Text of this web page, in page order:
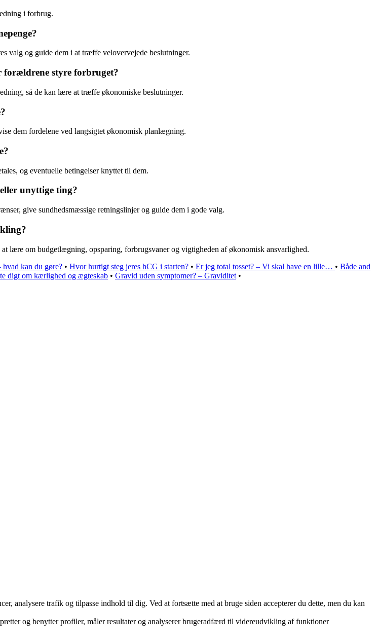
i forbrug.
valg og guide dem i at træffe velovervejede beslutninger.
forældrene styre forbruget?
så de kan lære at træffe økonomiske beslutninger.
dem fordelene ved langsigtet økonomisk planlægning.
og eventuelle betingelser knyttet til dem.
unyttige ting?
give sundhedsmæssige retningslinjer og guide dem i gode valg.
lære om budgetlægning, opsparing, forbrugsvaner og vigtigheden af økonomisk ansvarlighed.
kan du gøre? • Hvor hurtigt steg jeres hCG i starten? • Er jeg total tosset? – Vi skal have en lille… • Både and
digt om kærlighed og ægteskab • Gravid uden symptomer? – Graviditet •
analysere trafik og tilpasse indhold til dig. Ved at fortsætte med at bruge siden accepterer du dette, men du kan
og benytter profiler, måler resultater og analyserer brugeradfærd til videreudvikling af funktioner